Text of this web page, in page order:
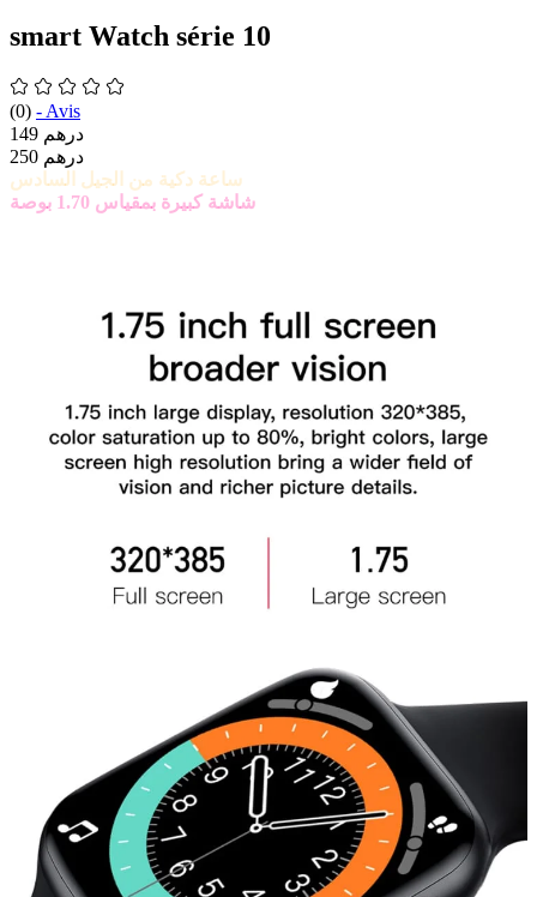
smart Watch série 10
(0) - Avis
149 درهم
250 درهم
ساعة دكية من الجيل السادس
شاشة كبيرة بمقياس 1.70 بوصة